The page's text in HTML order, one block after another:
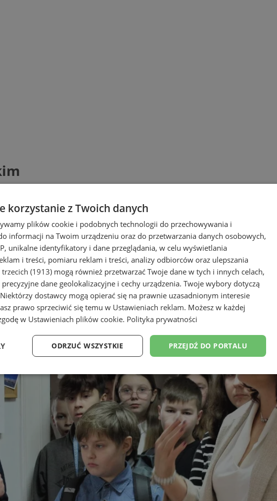
korzystanie z Twoich danych
plików cookie i podobnych technologii do przechowywania i
informacji na Twoim urządzeniu oraz do przetwarzania danych osobowych,
unikalne identyfikatory i dane przeglądania, w celu wyświetlania
i treści, pomiaru reklam i treści, analizy odbiorców oraz ulepszania
(1913) mogą również przetwarzać Twoje dane w tych i innych celach,
dane geolokalizacyjne i cechy urządzenia. Twoje wybory dotyczą
dostawcy mogą opierać się na prawnie uzasadnionym interesie
prawo sprzeciwić się temu w Ustawieniach reklam. Możesz w każdej
w Ustawieniach plików cookie. Polityka prywatności
PRZEJDŹ DO PORTALU
ODRZUĆ WSZYSTKIE
Wydajność Targetowanie Funkcjonalność Niesklasyfikowane
Wydajność Targetowanie Funkcjonalność Niesklasyfikowane
korzystanie z podstawowych funkcji strony internetowej, takich jak logowanie użytkownika i
plików cookie nie można prawidłowo korzystać ze strony internetowej.
Okres
przechowywania
Opis